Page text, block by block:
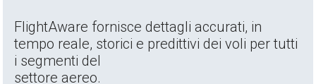
FlightAware fornisce dettagli accurati, in
tempo reale, storici e predittivi dei voli per tutti
i segmenti del
settore aereo.